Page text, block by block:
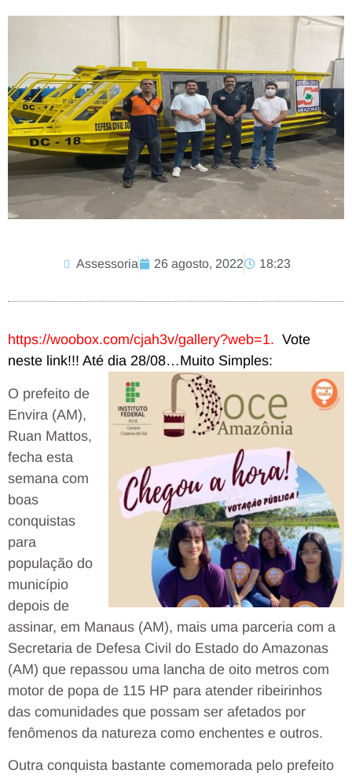
Assessoria 26 agosto, 2022 18:23
https://woobox.com/cjah3v/gallery?web=1. Vote
neste link!!! Até dia 28/08…Muito Simples:
O prefeito de
Envira (AM),
Ruan Mattos,
fecha esta
semana com
boas
conquistas
para
população do
município
depois de
assinar, em Manaus (AM), mais uma parceria com a
Secretaria de Defesa Civil do Estado do Amazonas
(AM) que repassou uma lancha de oito metros com
motor de popa de 115 HP para atender ribeirinhos
das comunidades que possam ser afetados por
fenômenos da natureza como enchentes e outros.
Outra conquista bastante comemorada pelo prefeito